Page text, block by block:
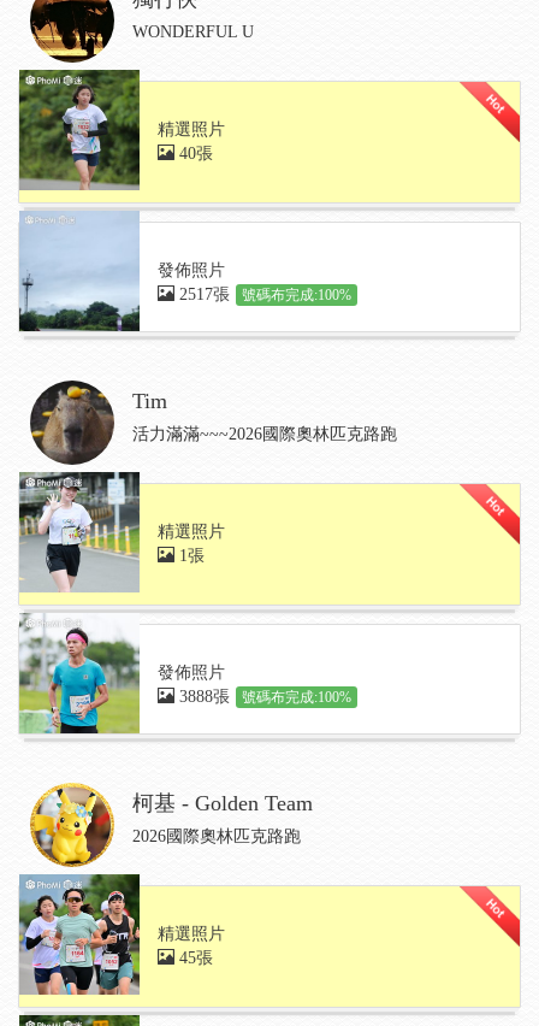
WONDERFUL U
精選照片
40張
發佈照片
2517張
號碼布完成:100%
Tim
活力滿滿~~~2026國際奧林匹克路跑
精選照片
1張
發佈照片
3888張
號碼布完成:100%
柯基 - Golden Team
2026國際奧林匹克路跑
精選照片
45張